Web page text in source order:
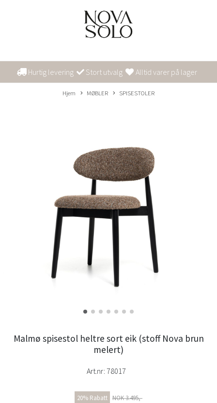
Hurtig levering Stort utvalg Alltid varer på lager
Hjem MØBLER SPISESTOLER
Malmø spisestol heltre sort eik (stoff Nova brun
melert)
Art.nr: 78017
20% Rabatt NOK 3.495,-